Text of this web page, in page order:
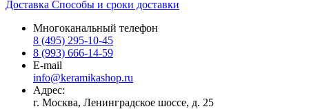
Доставка Способы и сроки доставки
Многоканальный телефон
8 (495) 295-10-45
8 (993) 666-14-59
E-mail
info@keramikashop.ru
Адрес:
г. Москва, Ленинградское шоссе, д. 25